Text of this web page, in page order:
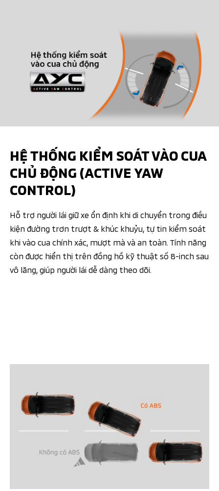
HỆ THỐNG KIỂM SOÁT VÀO CUA
CHỦ ĐỘNG (ACTIVE YAW
CONTROL)
Hỗ trợ người lái giữ xe ổn định khi di chuyển trong điều
kiện đường trơn trượt & khúc khuỷu, tự tin kiểm soát
khi vào cua chính xác, mượt mà và an toàn. Tính năng
còn được hiển thị trên đồng hồ kỹ thuật số 8-inch sau
vô lăng, giúp người lái dễ dàng theo dõi.